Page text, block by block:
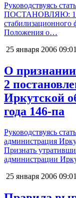
Руководствуясь
ПОСТАНОВЛЯЮ: 1.
стабилизационного
Положения о…
25 января 2006 09:01
О
2
Иркутской
года 146-па
Руководствуясь
администрация
Признать
администрации
25 января 2006 09:01